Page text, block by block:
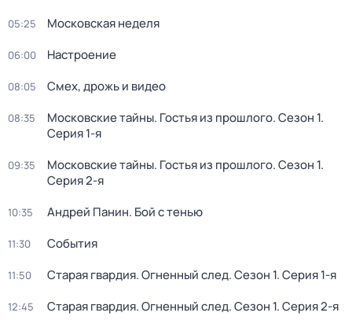
05:25 Московская неделя
06:00 Настроение
08:05 Смех, дрожь и видео
08:35 Московские тайны. Гостья из прошлого. Сезон 1.
Серия 1-я
09:35 Московские тайны. Гостья из прошлого. Сезон 1.
Серия 2-я
10:35 Андрей Панин. Бой с тенью
11:30 События
11:50 Старая гвардия. Огненный след. Сезон 1. Серия 1-я
12:45 Старая гвардия. Огненный след. Сезон 1. Серия 2-я